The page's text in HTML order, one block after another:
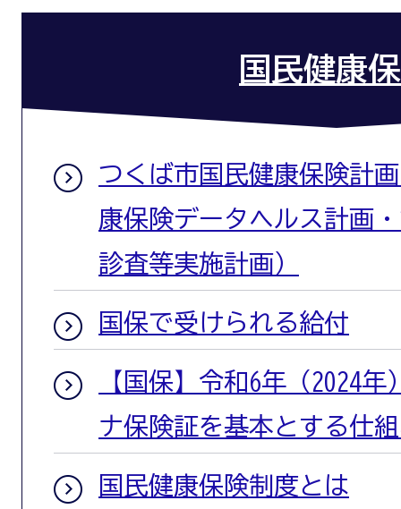
国民健康
つくば市国民健康保険計
康保険データヘルス計画
診査等実施計画）
国保で受けられる給付
【国保】令和6年（2024
ナ保険証を基本とする仕
国民健康保険制度とは